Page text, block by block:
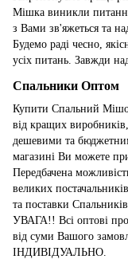
Мішка виникли
з Вами зв'яжеться та
Будемо раді чесно,
усіх питань. Завжди
Спальники Оптом
Купити Спальний
від кращих
дешевими та
магазині Ви можете
Передбачена
великих
та поставки
УВАГА!! Всі оптові
від суми Вашого
ІНДИВІДУАЛЬНО.